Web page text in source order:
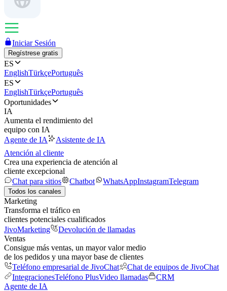
Iniciar Sesión
Regístrese gratis
ES
EnglishTürkçePortuguês
ES
EnglishTürkçePortuguês
Oportunidades
IA
Aumenta el rendimiento del
equipo con IA
Agente de IA
Asistente de IA
Atención al cliente
Crea una experiencia de atención al
cliente excepcional
Chat para sitios
Chatbot WhatsAppInstagramTelegram
Todos los canales
Marketing
Transforma el tráfico en
clientes potenciales cualificados
JivoMarketing
Devolución de llamadas
Ventas
Consigue más ventas, un mayor valor medio
de los pedidos y una mayor base de clientes
Teléfono empresarial de JivoChat
Chat de equipos de JivoChat
IntegracionesTeléfono PlusVideo llamadas
CRM
Agente de IA